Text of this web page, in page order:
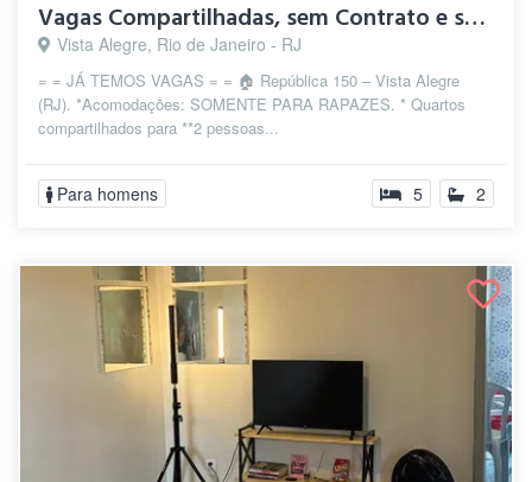
Vagas Compartilhadas, sem Contrato e sem...
Vista Alegre, Rio de Janeiro - RJ
= = JÁ TEMOS VAGAS = = 🏠 República 150 – Vista Alegre
(RJ). *Acomodações: SOMENTE PARA RAPAZES. * Quartos
compartilhados para **2 pessoas...
Para homens 5 2